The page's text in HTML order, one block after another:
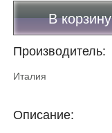
В корзину
Производитель:
Италия
Описание: